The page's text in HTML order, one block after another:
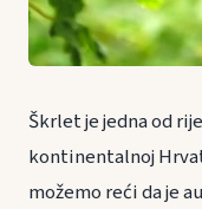
Škrlet je jedna od
kontinentalnoj
možemo reći da je